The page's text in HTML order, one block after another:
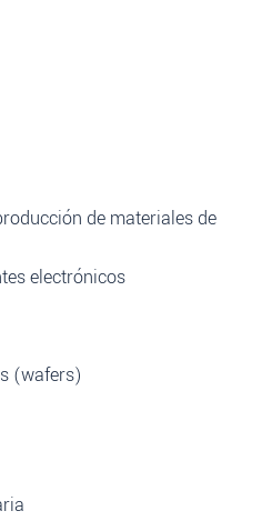
de materiales de
electrónicos
(wafers)